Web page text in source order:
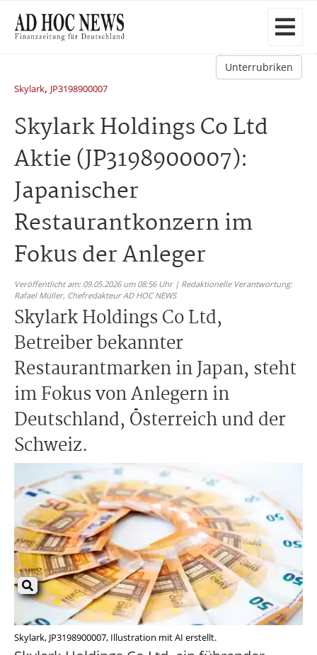
Unterrubriken
Skylark, JP3198900007
Skylark Holdings Co Ltd
Aktie (JP3198900007):
Japanischer
Restaurantkonzern im
Fokus der Anleger
Veröffentlicht am: 09.05.2026 um 08:56 Uhr | Redaktionelle Verantwortung:
Rafael Müller, Chefredakteur AD HOC NEWS
Skylark Holdings Co Ltd,
Betreiber bekannter
Restaurantmarken in Japan, steht
im Fokus von Anlegern in
Deutschland, Österreich und der
Schweiz.
Skylark, JP3198900007, Illustration mit AI erstellt.